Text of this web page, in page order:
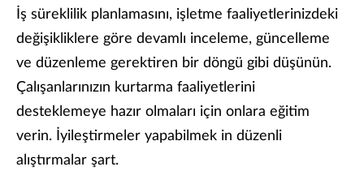
İş süreklilik planlamasını, işletme faaliyetlerinizdeki
değişikliklere göre devamlı inceleme, güncelleme
ve düzenleme gerektiren bir döngü gibi düşünün.
Çalışanlarınızın kurtarma faaliyetlerini
desteklemeye hazır olmaları için onlara eğitim
verin. İyileştirmeler yapabilmek in düzenli
alıştırmalar şart.